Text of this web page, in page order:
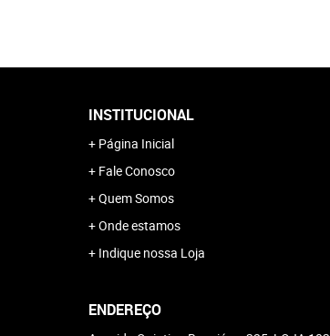
INSTITUCIONAL
Página Inicial
Fale Conosco
Quem Somos
Onde estamos
Indique nossa Loja
ENDEREÇO